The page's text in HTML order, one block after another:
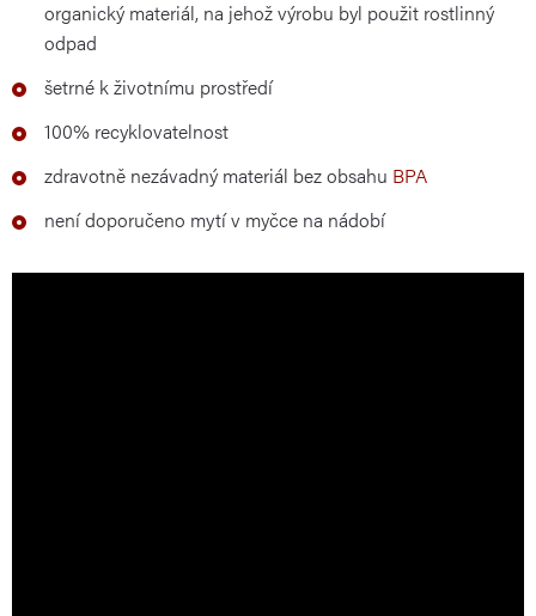
organický materiál, na jehož výrobu byl použit rostlinný
odpad
šetrné k životnímu prostředí
100% recyklovatelnost
zdravotně nezávadný materiál bez obsahu BPA
není doporučeno mytí v myčce na nádobí